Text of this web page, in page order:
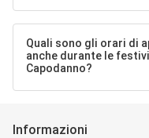
Quali sono gli orari di
anche durante le
Capodanno?
Informazioni